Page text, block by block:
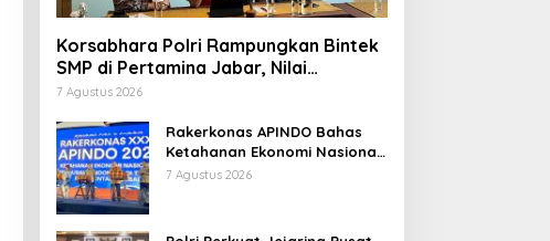
Korsabhara Polri Rampungkan Bintek
SMP di Pertamina Jabar, Nilai
Pengamanan Capai 88,44 Persen
7 Agustus 2026
Rakerkonas APINDO Bahas
Ketahanan Ekonomi Nasional,
IMO Indonesia Soroti
7 Agustus 2026